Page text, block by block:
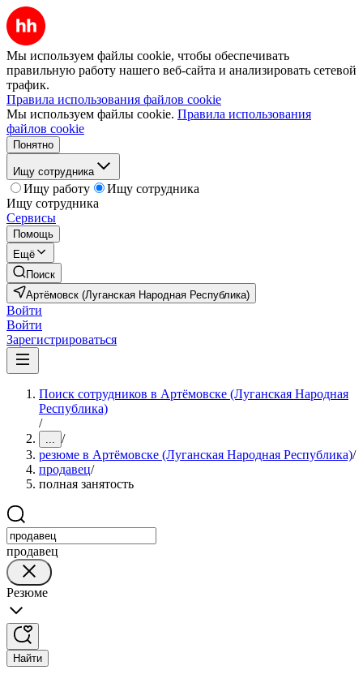
Мы используем файлы cookie, чтобы обеспечивать
правильную работу нашего веб-сайта и анализировать сетевой
трафик.
Правила использования файлов cookie
Мы используем файлы cookie. Правила использования
файлов cookie
Понятно
Ищу сотрудника
Ищу работу
Ищу сотрудника
Ищу сотрудника
Сервисы
Помощь
Ещё
Поиск
Артёмовск (Луганская Народная Республика)
Войти
Войти
Зарегистрироваться
Поиск сотрудников в Артёмовске (Луганская Народная
Республика)
/
... /
резюме в Артёмовске (Луганская Народная Республика)/
продавец/
полная занятость
продавец
Резюме
Найти